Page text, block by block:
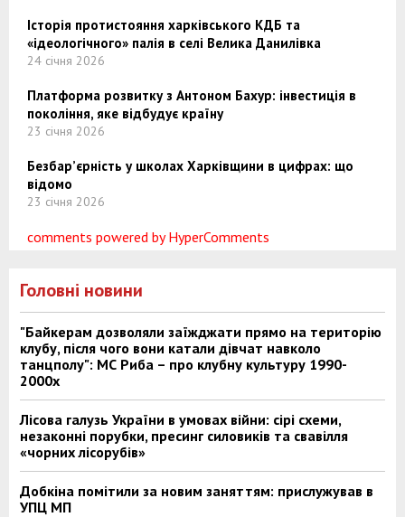
Історія протистояння харківського КДБ та
«ідеологічного» палія в селі Велика Данилівка
24 січня 2026
Платформа розвитку з Антоном Бахур: інвестиція в
покоління, яке відбудує країну
23 січня 2026
Безбар’єрність у школах Харківщини в цифрах: що
відомо
23 січня 2026
comments powered by HyperComments
Головні новини
"Байкерам дозволяли заїжджати прямо на територію
клубу, після чого вони катали дівчат навколо
танцполу": МС Риба – про клубну культуру 1990-
2000х
Лісова галузь України в умовах війни: сірі схеми,
незаконні порубки, пресинг силовиків та свавілля
«чорних лісорубів»
Добкіна помітили за новим заняттям: прислужував в
УПЦ МП